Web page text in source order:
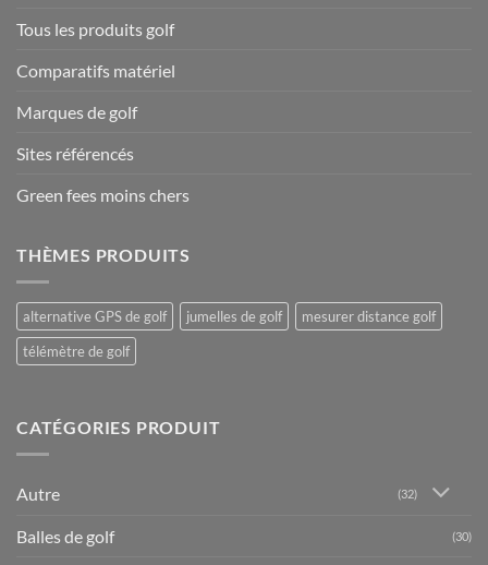
Tous les produits golf
Comparatifs matériel
Marques de golf
Sites référencés
Green fees moins chers
THÈMES PRODUITS
alternative GPS de golf jumelles de golf
mesurer distance golf
télémètre de golf
CATÉGORIES PRODUIT
Autre (32)
Balles de golf (30)